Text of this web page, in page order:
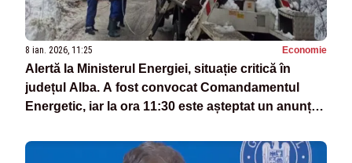
8 ian. 2026, 11:25 Economie
Alertă la Ministerul Energiei, situație critică în
județul Alba. A fost convocat Comandamentul
Energetic, iar la ora 11:30 este așteptat un anunț